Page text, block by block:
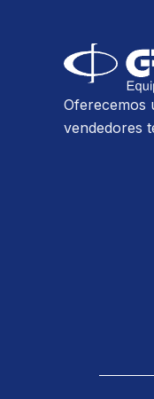
Oferecemos
vendedores